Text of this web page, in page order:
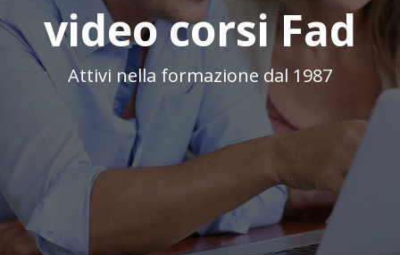
video corsi Fad
Attivi nella formazione dal 1987